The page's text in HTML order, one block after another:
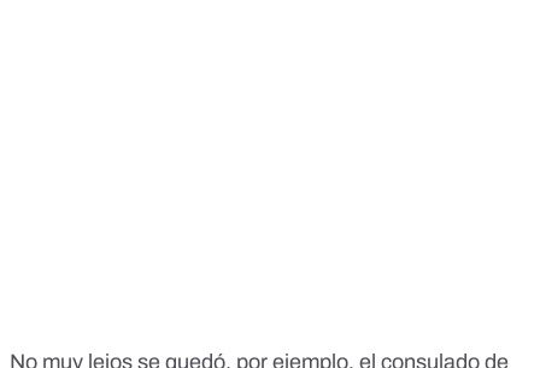
No muy lejos se quedó, por ejemplo, el consulado de